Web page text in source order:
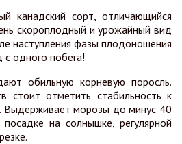
канадский сорт, отличающийся
скороплодный и урожайный вид
наступления фазы плодоношения
с одного побега!
обильную корневую поросль.
стоит отметить стабильность к
Выдерживает морозы до минус 40
на солнышке, регулярной